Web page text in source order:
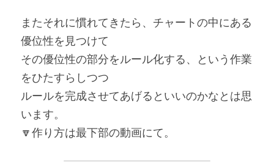
またそれに慣れてきたら、チャートの中にある
優位性を見つけて
その優位性の部分をルール化する、という作業
をひたすらしつつ
ルールを完成させてあげるといいのかなとは思
います。
🔽作り方は最下部の動画にて。